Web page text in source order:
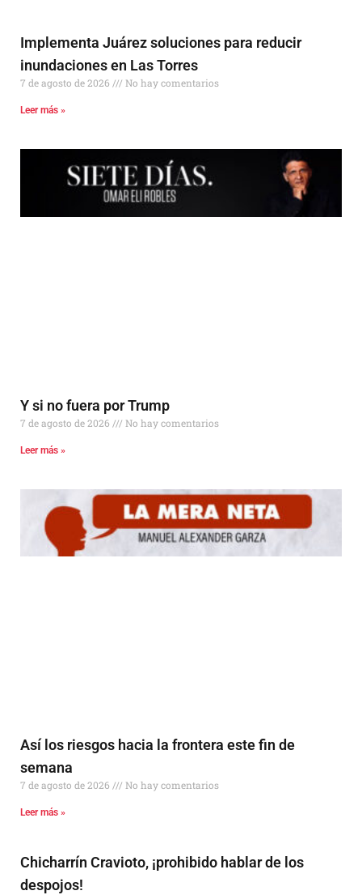
Implementa Juárez soluciones para reducir
inundaciones en Las Torres
7 de agosto de 2026 No hay comentarios
Leer más »
Y si no fuera por Trump
7 de agosto de 2026 No hay comentarios
Leer más »
Así los riesgos hacia la frontera este fin de
semana
7 de agosto de 2026 No hay comentarios
Leer más »
Chicharrín Cravioto, ¡prohibido hablar de los
despojos!